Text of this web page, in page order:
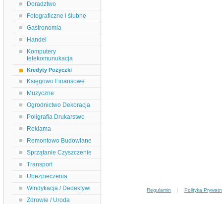
Doradztwo
Fotograficzne i ślubne
Gastronomia
Handel
Komputery
telekomunukacja
Kredyty Pożyczki
Księgowo Finansowe
Muzyczne
Ogrodnictwo Dekoracja
Poligrafia Drukarstwo
Reklama
Remontowo Budowlane
Sprzątanie Czyszczenie
Transport
Ubezpieczenia
Windykacja / Dedektywi
Zdrowie / Uroda
Regulamin | Polityka